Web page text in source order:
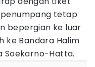
tetap
bepergian ke luar
ke Bandara Halim
Soekarno-Hatta.